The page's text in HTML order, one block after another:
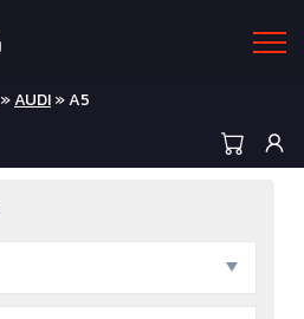
»AUDI» A5